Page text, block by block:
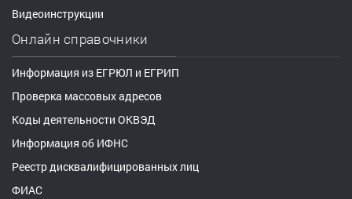
Видеоинструкции
Онлайн справочники
Информация из ЕГРЮЛ и ЕГРИП
Проверка массовых адресов
Коды деятельности ОКВЭД
Информация об ИФНС
Реестр дисквалифицированных лиц
ФИАС